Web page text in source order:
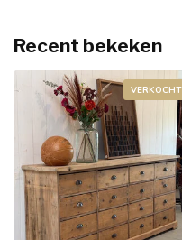
Recent bekeken
VERKOCHT